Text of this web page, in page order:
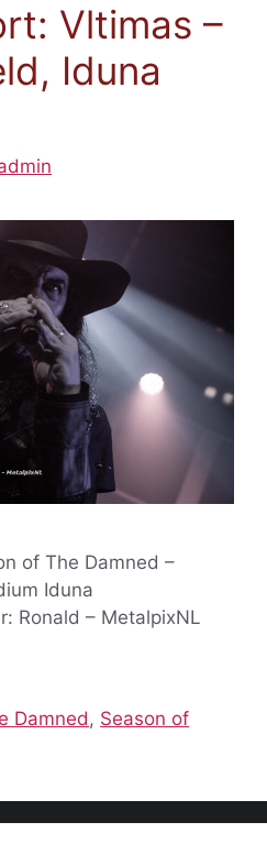
Vltimas –
Iduna
of The Damned –
Iduna
Ronald – MetalpixNL
Damned, Season of